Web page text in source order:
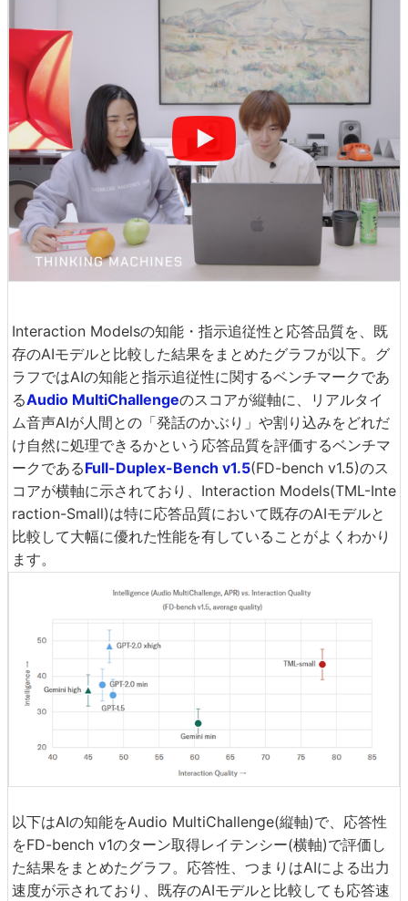
Interaction Modelsの知能・指示追従性と応答品質を、既
存のAIモデルと比較した結果をまとめたグラフが以下。グ
ラフではAIの知能と指示追従性に関するベンチマークであ
るAudio MultiChallengeのスコアが縦軸に、リアルタイ
ム音声AIが人間との「発話のかぶり」や割り込みをどれだ
け自然に処理できるかという応答品質を評価するベンチマ
ークであるFull-Duplex-Bench v1.5(FD-bench v1.5)のス
コアが横軸に示されており、Interaction Models(TML-Inte
raction-Small)は特に応答品質において既存のAIモデルと
比較して大幅に優れた性能を有していることがよくわかり
ます。
以下はAIの知能をAudio MultiChallenge(縦軸)で、応答性
をFD-bench v1のターン取得レイテンシー(横軸)で評価し
た結果をまとめたグラフ。応答性、つまりはAIによる出力
速度が示されており、既存のAIモデルと比較しても応答速